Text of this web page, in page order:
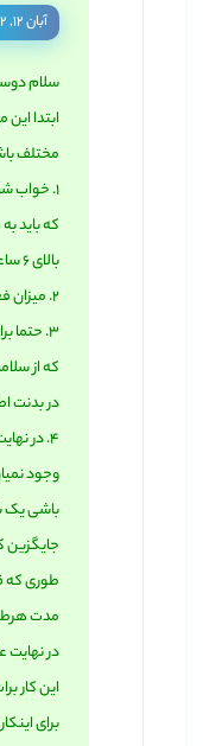
آبان ۱۲, ۱۴۰۲ در ۱۲:۴۴
سلام
ابتدا
مختلف
1. خواب
که باید
بالای 6 ساعت خواب توصیه میشه)
2. میزان فعالیت شما در مدرسه چطوره
3. حتما
که از
در بدنت
4. در
وجود
باشی یک
جایگزین
طوری که
مدت
در
این کار
برای